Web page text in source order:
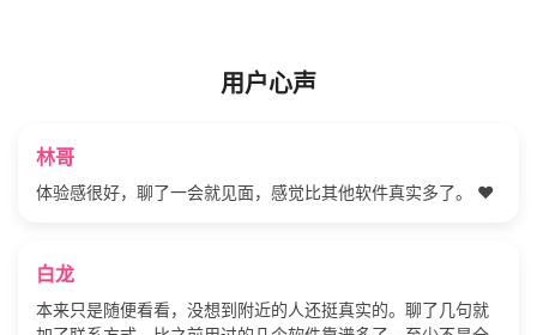
用户心声
林哥
体验感很好，聊了一会就见面，感觉比其他软件真实多了。 ❤️
白龙
本来只是随便看看，没想到附近的人还挺真实的。聊了几句就